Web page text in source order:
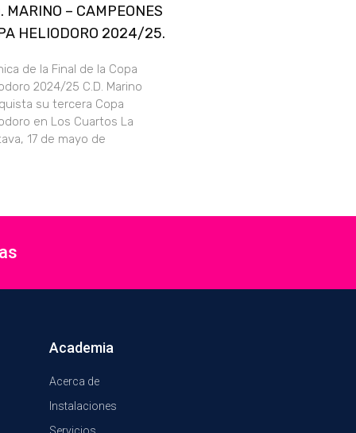
MARINO – CAMPEONES
HELIODORO 2024/25.
de la Final de la Copa
2024/25 C.D. Marino
su tercera Copa
en Los Cuartos La
17 de mayo de
Academia
Acerca de
Instalaciones
Servicios